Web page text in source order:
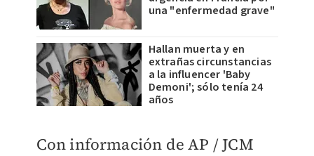
una "enfermedad grave"
Hallan muerta y en
extrañas circunstancias
a la influencer 'Baby
Demoni'; sólo tenía 24
años
Con información de AP / JCM